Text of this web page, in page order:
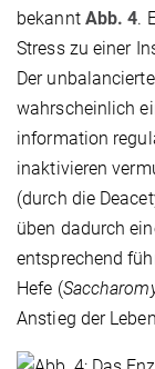
bekannt Abb. 4.
Stress zu einer
Der
wahrscheinlich
information
inaktivieren
(durch die
üben dadurch
entsprechend
Hefe (
Anstieg der